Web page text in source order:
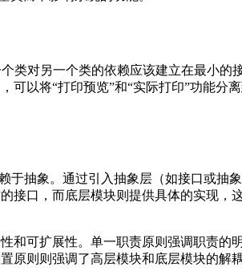
类对另一个类的依赖应该建立在最小
以将“打印预览”和“实际打印”功能分
于抽象。通过引入抽象层（如接口或抽
口，而底层模块则提供具体的实现，
和可扩展性。单一职责原则强调职责的
原则则强调了高层模块和底层模块的解